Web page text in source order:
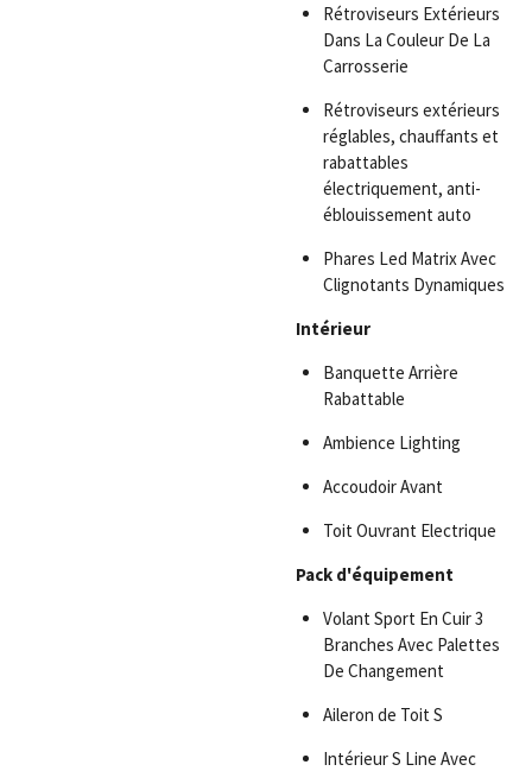
Rétroviseurs Extérieurs
Dans La Couleur De La
Carrosserie
Rétroviseurs extérieurs
réglables, chauffants et
rabattables
électriquement, anti-
éblouissement auto
Phares Led Matrix Avec
Clignotants Dynamiques
Intérieur
Banquette Arrière
Rabattable
Ambience Lighting
Accoudoir Avant
Toit Ouvrant Electrique
Pack d'équipement
Volant Sport En Cuir 3
Branches Avec Palettes
De Changement
Aileron de Toit S
Intérieur S Line Avec